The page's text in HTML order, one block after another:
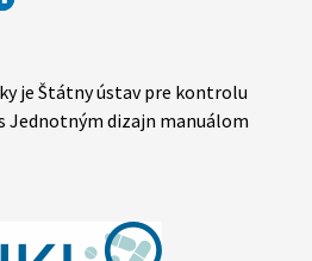
je Štátny ústav pre kontrolu
Jednotným dizajn manuálom